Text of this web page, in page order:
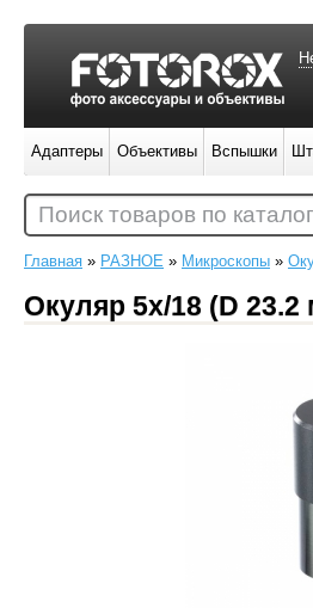
Главная » РАЗНОЕ » Микроскопы »
Окуляр 5х/18 (D 23.2
Адаптеры Объективы Вспышки
Поиск товаров по